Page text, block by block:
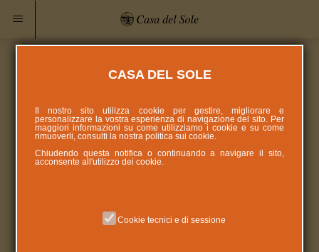
CASA DEL SOLE
Il nostro sito utilizza cookie per gestire, migliorare e
personalizzare la vostra esperienza di navigazione del sito. Per
maggiori informazioni su come utilizziamo i cookie e su come
rimuoverli, consulti la nostra politica suicookie
Chiudendo questa notifica o continuando a navigare il sito,
acconsente all'utilizzo dei cookie.
Cookie tecnici e di sessione